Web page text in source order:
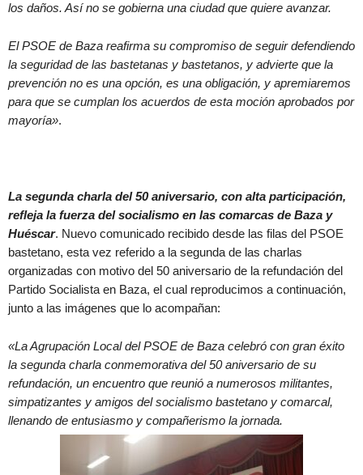
los daños. Así no se gobierna una ciudad que quiere avanzar.
El PSOE de Baza reafirma su compromiso de seguir defendiendo
la seguridad de las bastetanas y bastetanos, y advierte que la
prevención no es una opción, es una obligación, y apremiaremos
para que se cumplan los acuerdos de esta moción aprobados por
mayoría».
La segunda charla del 50 aniversario, con alta participación,
refleja la fuerza del socialismo en las comarcas de Baza y
Huéscar. Nuevo comunicado recibido desde las filas del PSOE
bastetano, esta vez referido a la segunda de las charlas
organizadas con motivo del 50 aniversario de la refundación del
Partido Socialista en Baza, el cual reproducimos a continuación,
junto a las imágenes que lo acompañan:
«La Agrupación Local del PSOE de Baza celebró con gran éxito
la segunda charla conmemorativa del 50 aniversario de su
refundación, un encuentro que reunió a numerosos militantes,
simpatizantes y amigos del socialismo bastetano y comarcal,
llenando de entusiasmo y compañerismo la jornada.